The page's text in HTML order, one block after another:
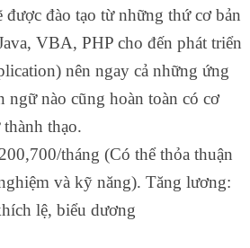
đào tạo từ những thứ cơ bản
VBA, PHP cho đến phát triển
nên ngay cả những ứng
ngữ nào cũng hoàn toàn có cơ
thạo.
tháng (Có thể thỏa thuận
và kỹ năng). Tăng lương:
lệ, biểu dương